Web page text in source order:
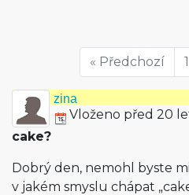
« Předchozí 1
zina
Vloženo před 20
cake?
Dobrý den, nemohl byste
v jakém smyslu chápat